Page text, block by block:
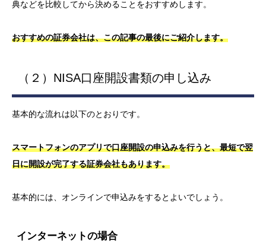
典などを比較してから決めることをおすすめします。
おすすめの証券会社は、この記事の最後にご紹介します。
（２）NISA口座開設書類の申し込み
基本的な流れは以下のとおりです。
スマートフォンのアプリで口座開設の申込みを行うと、最短で翌
日に開設が完了する証券会社もあります。
基本的には、オンラインで申込みをするとよいでしょう。
インターネットの場合